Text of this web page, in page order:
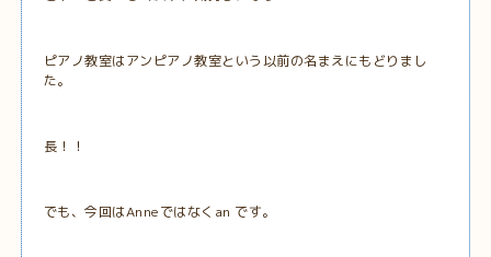
ピアノ教室はアンピアノ教室という以前の名まえにもどりまし
た。
長！！
でも、今回はAnneではなくan です。